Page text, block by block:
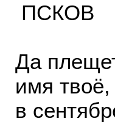
ПСКОВ
Да
имя
в